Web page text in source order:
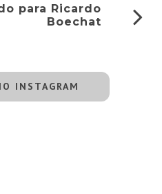
para Ricardo
Boechat
INSTAGRAM